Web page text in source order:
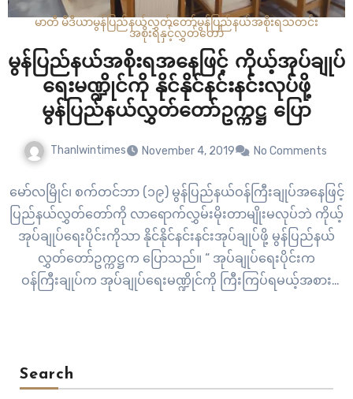
မာတီ မီဒီယာမွန်ပြည်နယ်လွှတ်တော်မွန်ပြည်နယ်အစိုးရသတင်း
အစိုးရနှင့်လွှတ်တော်
မွန်ပြည်နယ်အစိုးရအနေဖြင့် ကိုယ့်အုပ်ချုပ်
ရေးမဏ္ဍိုင်ကို နိုင်နိုင်နင်းနင်းလုပ်ဖို့
မွန်ပြည်နယ်လွှတ်တော်ဥက္ကဋ္ဌ ပြော
Thanlwintimes November 4, 2019 No Comments
မော်လမြိုင်၊ စက်တင်ဘာ (၁၉) မွန်ပြည်နယ်ဝန်ကြီးချုပ်အနေဖြင့်
ပြည်နယ်လွှတ်တော်ကို လာရောက်လွှမ်းမိုးတာမျိုးမလုပ်ဘဲ ကိုယ့်
အုပ်ချုပ်ရေးပိုင်းကိုသာ နိုင်နိုင်နင်းနင်းအုပ်ချုပ်ဖို့ မွန်ပြည်နယ်
လွှတ်တော်ဥက္ကဋ္ဌက ပြောသည်။ “ အုပ်ချုပ်ရေးပိုင်းက
ဝန်ကြီးချုပ်က အုပ်ချုပ်ရေးမဏ္ဍိုင်ကို ကြီးကြပ်ရမယ့်အစား
မွန်ပြည်နယ်လွှတ်တော်၏ (၁၄)ကြိမ်မြောက် လွှတ်တော် ပုံမှန်
အစည်းအဝေးကို စက်တင်ဘာလ (၁၉)ရက်နေ့က…
Search